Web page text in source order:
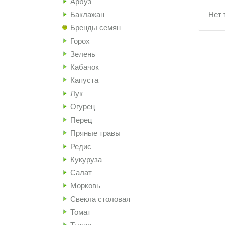
Баклажан
Бренды семян
Горох
Зелень
Кабачок
Капуста
Лук
Огурец
Перец
Пряные травы
Редис
Кукуруза
Салат
Морковь
Свекла столовая
Томат
Нет